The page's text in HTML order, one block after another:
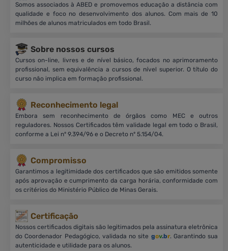
Somos associados à ABED e promovemos educação a distância com
qualidade e foco no desenvolvimento dos alunos. Com mais de 10
milhões de alunos matriculados em todo Brasil.
Sobre nossos cursos
Cursos on-line, livres e de nível básico, focados no aprimoramento
profissional, sem equivalência a cursos de nível superior. O título do
curso não implica em formação profissional.
Reconhecimento legal
Embora sem reconhecimento de órgãos como MEC e outros
reguladores. Nossos Certificados têm validade legal em todo o Brasil,
conforme a Lei nº 9.394/96 e o Decreto nº 5.154/04.
Compromisso
Garantimos a legitimidade dos certificados que são emitidos somente
após aprovação e cumprimento da carga horária, conformidade com
os critérios do Ministério Público de Minas Gerais.
Certificação
Nossos certificados digitais são legitimados pela assinatura eletrônica
do Coordenador Pedagógico, validada no site gov.br. Garantindo sua
autenticidade e utilidade para os alunos.